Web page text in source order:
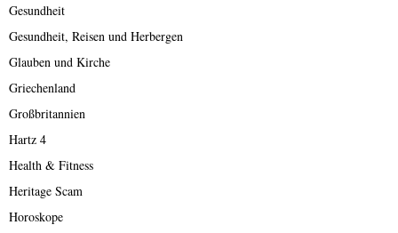
Gesundheit
Gesundheit, Reisen und Herbergen
Glauben und Kirche
Griechenland
Großbritannien
Hartz 4
Health & Fitness
Heritage Scam
Horoskope